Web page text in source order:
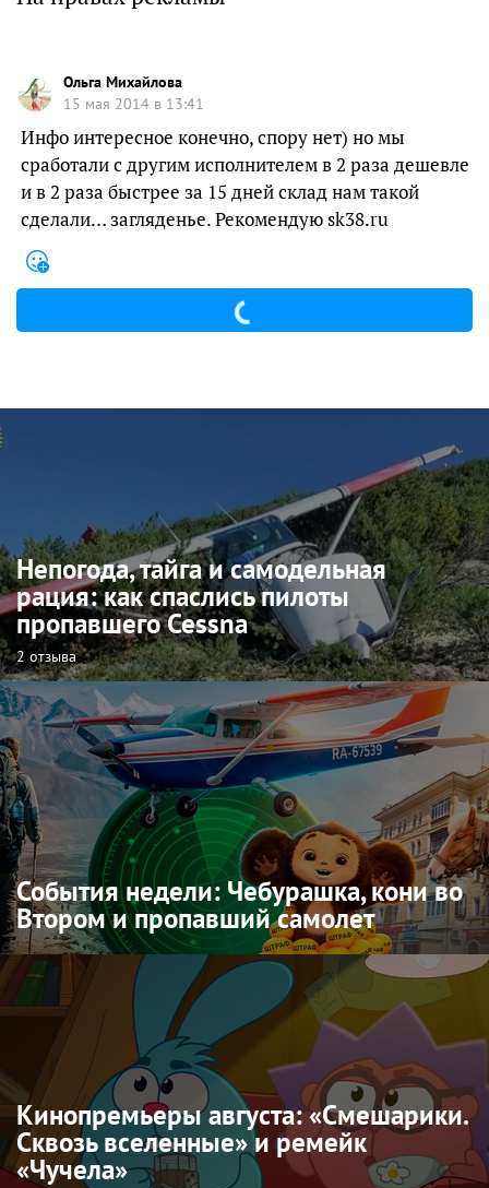
Ольга Михайлова
15 мая 2014 в 13:41
Инфо интересное конечно, спору нет) но мы
сработали с другим исполнителем в 2 раза дешевле
и в 2 раза быстрее за 15 дней склад нам такой
сделали… загляденье. Рекомендую sk38.ru
Непогода, тайга и самодельная
рация: как спаслись пилоты
пропавшего Cessna
2 отзыва
События недели: Чебурашка, кони во
Втором и пропавший самолет
Кинопремьеры августа: «Смешарики.
Сквозь вселенные» и ремейк
«Чучела»